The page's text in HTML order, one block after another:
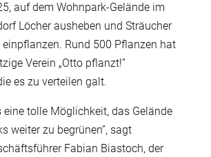
auf dem Wohnpark-Gelände im
Löcher ausheben und Sträucher
einpflanzen. Rund 500 Pflanzen hat
Verein „Otto pflanzt!”
es zu verteilen galt.
eine tolle Möglichkeit, das Gelände
weiter zu begrünen”, sagt
Fabian Biastoch, der